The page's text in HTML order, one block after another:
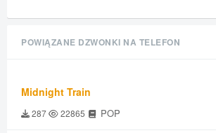
POWIĄZANE DZWONKI NA TELEFON
Midnight Train
287 22865 POP